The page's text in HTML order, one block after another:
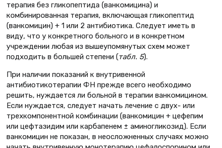
терапия без гликопептида (ванкомицина) и
комбинированная терапия, включающая гликопептид
(ванкомицин) + 1 или 2 антибиотика. Следует иметь в
виду, что у конкретного больного и в конкретном
учреждении любая из вышеупомянутых схем может
подходить в большей степени (табл. 5).
При наличии показаний к внутривенной
антибиотикотерапии ФН прежде всего необходимо
решить, нуждается ли больной в терапии ванкомицином.
Если нуждается, следует начать лечение с двух- или
трехкомпонентной комбинации (ванкомицин + цефепим
или цефтазидим или карбапенем ± аминогликозид). Если
ванкомицин не показан, в неосложненных случаях можно